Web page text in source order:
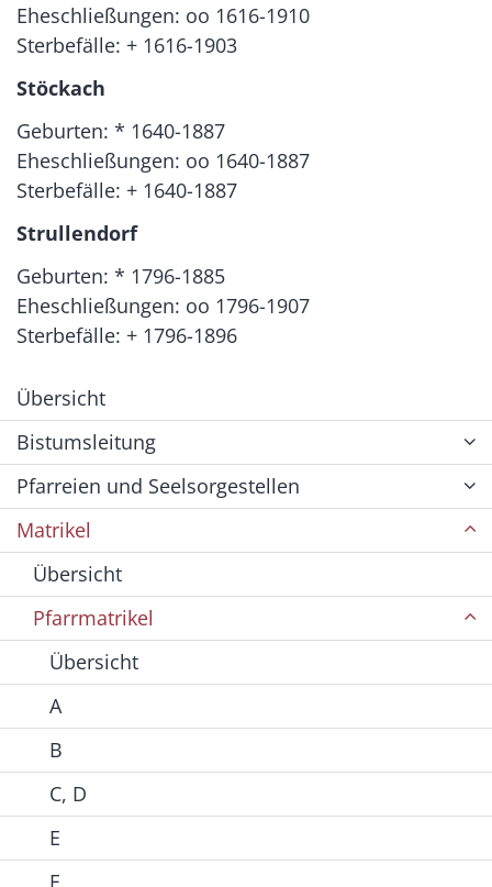
Eheschließungen: oo 1616-1910
Sterbefälle: + 1616-1903
Stöckach
Geburten: * 1640-1887
Eheschließungen: oo 1640-1887
Sterbefälle: + 1640-1887
Strullendorf
Geburten: * 1796-1885
Eheschließungen: oo 1796-1907
Sterbefälle: + 1796-1896
Übersicht
Bistumsleitung
Pfarreien und Seelsorgestellen
Matrikel
Übersicht
Pfarrmatrikel
Übersicht
A
B
C, D
E
F